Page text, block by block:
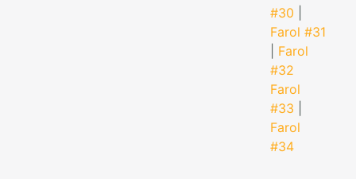
#30
Farol #31
Farol
#32
Farol
#33
Farol
#34